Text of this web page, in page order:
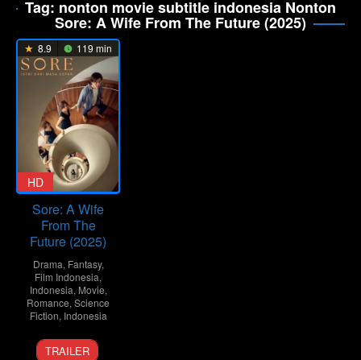
Tag: nonton movie subtitle indonesia Nonton
Sore: A Wife From The Future (2025)
8.9 119 min
HD
Sore: A Wife
From The
Future (2025)
Drama, Fantasy,
Film Indonesia,
Indonesia, Movie,
Romance,Science
Fiction, Indonesia
9
Yandy
TRAILER